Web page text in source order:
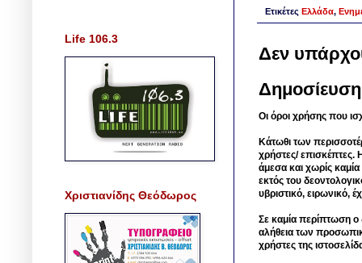
Ετικέτες Ελλάδα,
Δεν
Οι όροι χρήσης που
Κάτωθι των
χρήστες/ επισκέπτες.
άμεσα και χωρίς
εκτός του
υβριστικό, ειρωνικό,
Σε καμία περίπτωση ο
αλήθεια των
χρήστες της
Life 106.3
Χριστιανίδης Θεόδωρος